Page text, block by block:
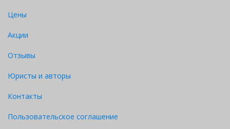
Цены
Акции
Отзывы
Юристы и авторы
Контакты
Пользовательское соглашение